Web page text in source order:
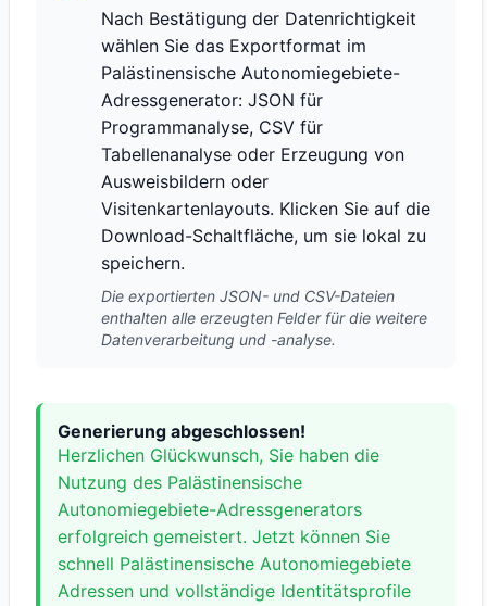
Nach Bestätigung der Datenrichtigkeit
wählen Sie das Exportformat im
Palästinensische Autonomiegebiete-
Adressgenerator: JSON für
Programmanalyse, CSV für
Tabellenanalyse oder Erzeugung von
Ausweisbildern oder
Visitenkartenlayouts. Klicken Sie auf die
Download-Schaltfläche, um sie lokal zu
speichern.
Die exportierten JSON- und CSV-Dateien
enthalten alle erzeugten Felder für die weitere
Datenverarbeitung und -analyse.
Generierung abgeschlossen!
Herzlichen Glückwunsch, Sie haben die
Nutzung des Palästinensische
Autonomiegebiete-Adressgenerators
erfolgreich gemeistert. Jetzt können Sie
schnell Palästinensische Autonomiegebiete
Adressen und vollständige Identitätsprofile